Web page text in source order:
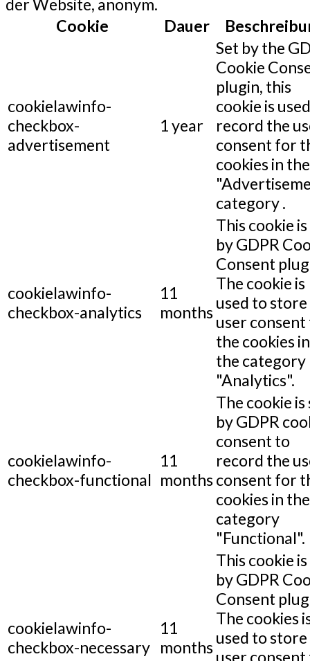
Cookie
Dauer
cookielawinfo-
checkbox-
advertisement
1 year
Set by the
Cookie
plugin, this
cookie is
record the
consent for
cookies in the
category .
cookielawinfo-
checkbox-analytics
11
months
This cookie
by GDPR
Consent
The cookie is
used to
user
the cookies in
the category
"Analytics".
cookielawinfo-
checkbox-functional
11
months
The cookie is
by GDPR
consent to
record the
consent for
cookies in the
category
"Functional".
cookielawinfo-
checkbox-necessary
11
months
This cookie
by GDPR
Consent
The cookies
used to
user